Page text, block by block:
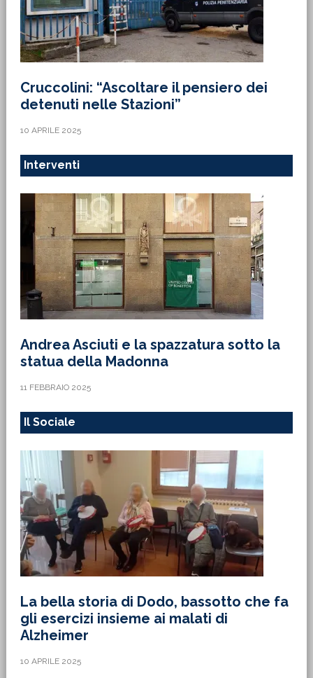
Cruccolini: “Ascoltare il pensiero dei
detenuti nelle Stazioni”
10 APRILE 2025
Interventi
Andrea Asciuti e la spazzatura sotto la
statua della Madonna
11 FEBBRAIO 2025
Il Sociale
La bella storia di Dodo, bassotto che fa
gli esercizi insieme ai malati di
Alzheimer
10 APRILE 2025